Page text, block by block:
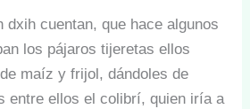
dxih cuentan, que hace algunos
los pájaros tijeretas ellos
maíz y frijol, dándoles de
entre ellos el colibrí, quien iría a